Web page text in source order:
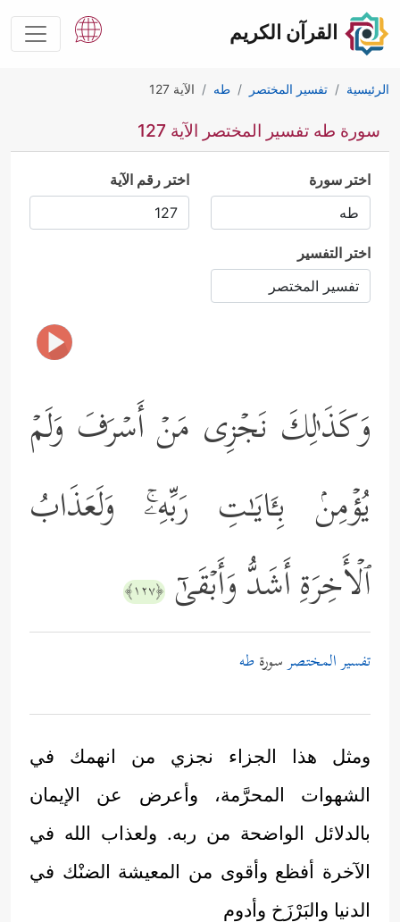
القرآن الكريم
الرئيسية تفسير المختصر طه الآية 127
سورة طه تفسير المختصر الآية 127
اختر سورة اختر رقم الآية
اختر التفسير
وَكَذَ ٰ⁠لِكَ نَجۡزِی مَنۡ أَسۡرَفَ وَلَمۡ
یُؤۡمِنۢ بِـَٔایَـٰتِ رَبِّهِۦۚ وَلَعَذَابُ
ٱلۡأَخِرَةِ أَشَدُّ وَأَبۡقَىٰۤ ﴿١٢٧﴾
تفسير المختصرسورة طه
ومثل هذا الجزاء نجزي من انهمك في
الشهوات المحرَّمة، وأعرض عن الإيمان
بالدلائل الواضحة من ربه. ولعذاب الله في
الآخرة أفظع وأقوى من المعيشة الضنْك في
الدنيا والبَرْزَخ وأدوم